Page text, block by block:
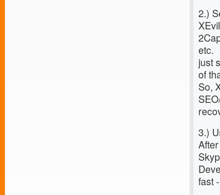
2.)
etc.
just
of
So,
3.)
fast